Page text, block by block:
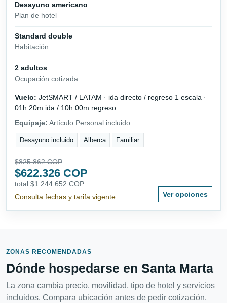
Desayuno americano
Plan de hotel
Standard double
Habitación
2 adultos
Ocupación cotizada
Vuelo: JetSMART / LATAM · ida directo / regreso 1 escala ·
01h 20m ida / 10h 00m regreso
Equipaje: Artículo Personal incluido
Desayuno incluido Alberca Familiar
$825.862 COP
$622.326 COP
total $1.244.652 COP
Consulta fechas y tarifa vigente.
Ver opciones
ZONAS RECOMENDADAS
Dónde hospedarse en Santa Marta
La zona cambia precio, movilidad, tipo de hotel y servicios
incluidos. Compara ubicación antes de pedir cotización.